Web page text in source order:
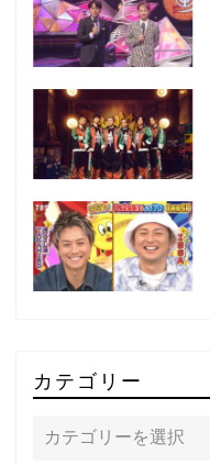
カテゴリー